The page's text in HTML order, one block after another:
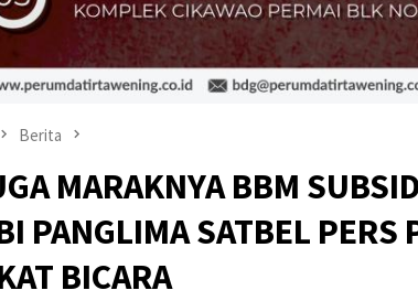
Berita
MARAKNYA BBM
PANGLIMA SATBEL PERS
BICARA